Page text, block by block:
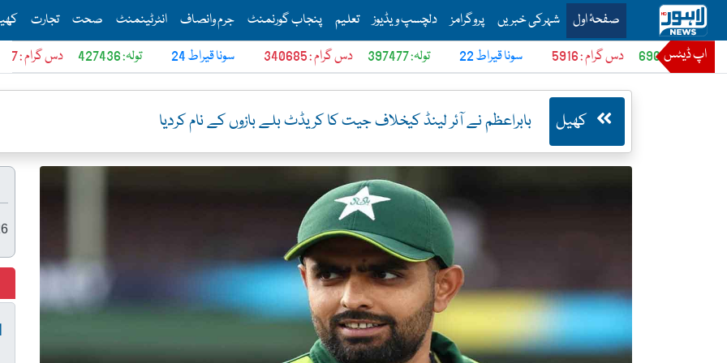
صفحۂ اولThis is the main menu for Lahore News
شہرکی خبریں پروگرامز دلچسپ ویڈیوز تعلیم پنجاب گورنمنٹ جرم وانصاف انٹرٹینمنٹ صحت تجارت
اپ ڈیٹس تولہ: 427436 دس گرام : 366457 24 سونا قیراط تولہ: 397477 دس گرام : 340685 22 سونا قیراط تولہ: 6902 دس گرام : 5916
کھیل بابراعظم نے آئر لینڈ کیخلاف جیت کا کریڈٹ بلے بازوں کے نام کردیا